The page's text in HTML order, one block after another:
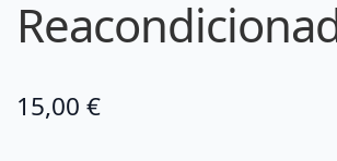
15,00 €